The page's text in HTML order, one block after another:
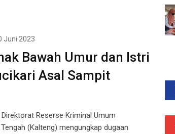
Juni 2023
Bawah Umur dan Istri
Asal Sampit
Direktorat Reserse Kriminal Umum
(Kalteng) mengungkap dugaan